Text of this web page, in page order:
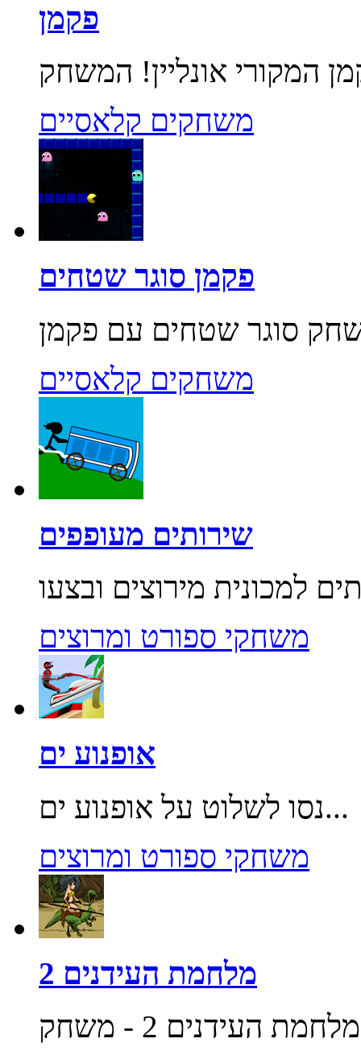
פקמן
משחקים קלאסיים
פקמן סוגר שטחים
משחקים קלאסיים
שירותים מעופפים
משחקי ספורט ומרוצים
אופנוע ים
נסו לשלוט על אופנוע ים...
משחקי ספורט ומרוצים
מלחמת העידנים 2